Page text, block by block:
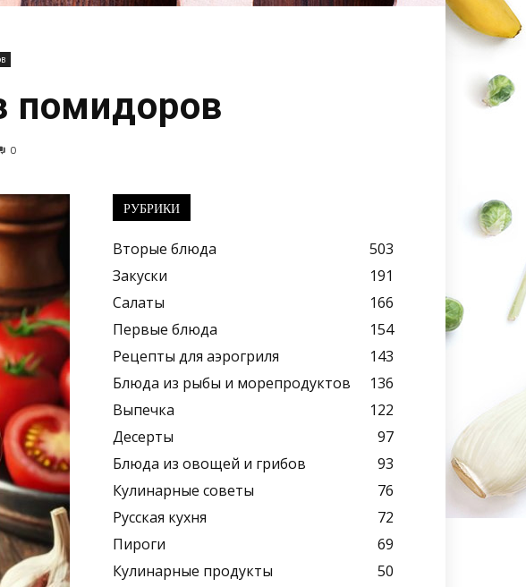
помидоров
0
РУБРИКИ
Вторые блюда
503
Закуски
191
Салаты
166
Первые блюда
154
Рецепты для аэрогриля
143
Блюда из рыбы и морепродуктов
136
Выпечка
122
Десерты
97
Блюда из овощей и грибов
93
Кулинарные советы
76
Русская кухня
72
Пироги
69
Кулинарные продукты
50